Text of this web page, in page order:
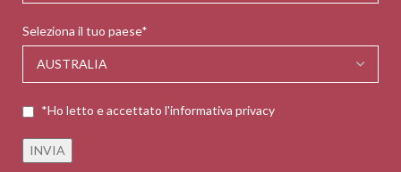
Seleziona il tuo paese*
*Ho letto e accettato l'informativa privacy